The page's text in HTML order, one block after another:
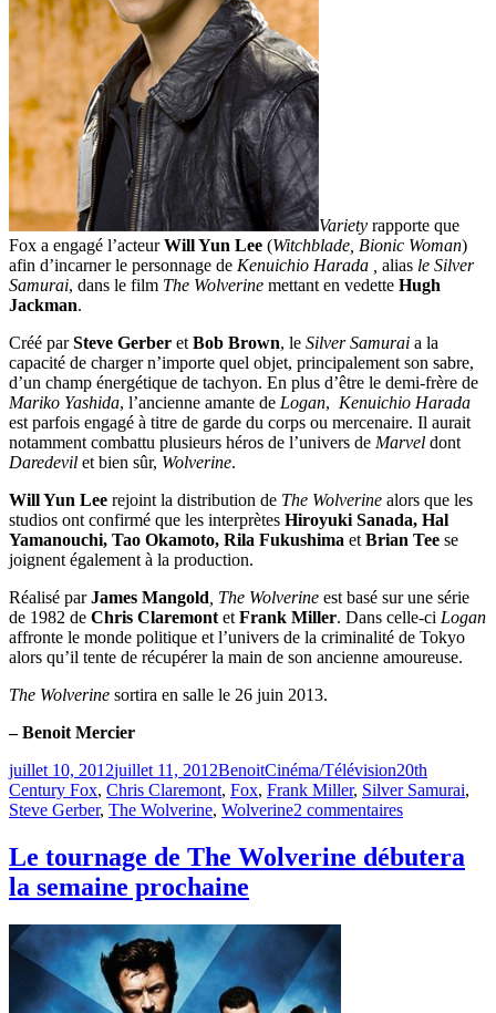
Variety rapporte que
Fox a engagé l’acteurWill Yun Lee (Witchblade, Bionic Woman)
afin d’incarner le personnage de Kenuichio Harada , alias le Silver
Samurai, dans le film The Wolverine mettant en vedette Hugh
Jackman.
Créé parSteve Gerber et Bob Brown, le Silver Samurai a la
capacité de charger n’importe quel objet, principalement son sabre,
d’un champ énergétique de tachyon. En plus d’être le demi-frère de
Mariko Yashida, l’ancienne amante de Logan, Kenuichio Harada
est parfois engagé à titre de garde du corps ou mercenaire. Il aurait
notamment combattu plusieurs héros de l’univers de Marvel dont
Daredevil et bien sûr, Wolverine.
Will Yun Lee rejoint la distribution de The Wolverine alors que les
studios ont confirmé que les interprètes Hiroyuki Sanada, Hal
Yamanouchi, Tao Okamoto, Rila Fukushima et Brian Tee se
joignent également à la production.
Réalisé parJames Mangold , The Wolverine est basé sur une série
de 1982 de Chris Claremont et Frank Miller. Dans celle-ci Logan
affronte le monde politique et l’univers de la criminalité de Tokyo
alors qu’il tente de récupérer la main de son ancienne amoureuse.
The Wolverine sortira en salle le 26 juin 2013.
– Benoit Mercier
Publié
le
juillet 10, 2012juillet 11, 2012BenoitCatégories
Cinéma/TélévisionÉtiquettes
20th
Century Fox, Chris Claremont, Fox, Frank Miller, Silver Samurai,
Steve Gerber, The Wolverine, Wolverine2 commentairessur
Wolverine
a
Le tournage de The Wolverine débutera
la semaine prochaine